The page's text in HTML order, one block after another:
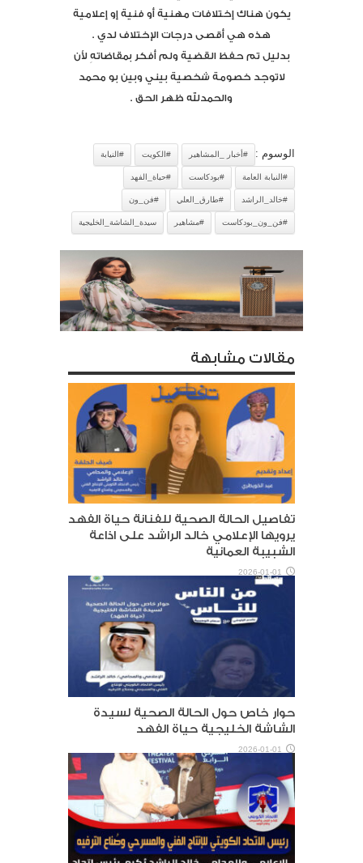
يكون هناك إختلافات مهنية أو فنية إو إعلامية
هذه هي أقصى درجات الإختلاف لدي .
بدليل تم حفظ القضية ولم أفكر بمقاضاتهِ لأن
لاتوجد خصومة شخصية بيني وبين بو محمد
والحمدلله ظهر الحق .
الوسوم : #أخبار _المشاهير #الكويت #النيابة
#النيابة العامة #بودكاست #حياة_الفهد
#خالد_الراشد #طارق_العلي #فن_ون
#فن_ون_بودكاست #مشاهير سيدة_الشاشة_الخليجية
مقالات مشابهة
تفاصيل الحالة الصحية للفنانة حياة الفهد
يرويها الإعلامي خالد الراشد على اذاعة
الشبيبة العمانية
2026-01-01
حوار خاص حول الحالة الصحية لسيدة
الشاشة الخليجية حياة الفهد
2026-01-01